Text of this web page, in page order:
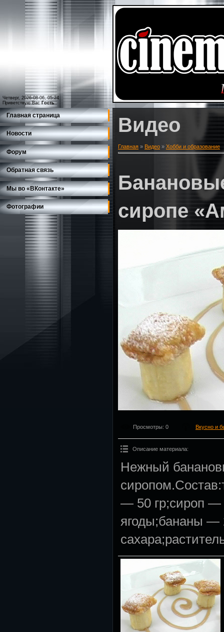
Четверг, 2026-08-06, 05:24
Приветствую Вас Гость
Главная страница
Новости
Форум
Обратная связь
Мы во «ВКонтакте»
Фотографии
Видео
Главная » Видео » Хобби и образование
сиропе
Просмотры: 0 Вкусно и
Описание материала:
Нежный
— 50 гр;сироп —
ягоды;бананы —